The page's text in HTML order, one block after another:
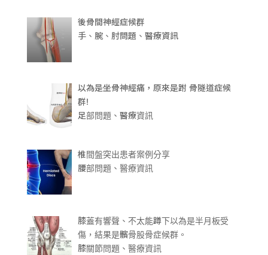
後骨間神經症候群
手、腕、肘問題、醫療資訊
以為是坐骨神經痛，原來是跗 骨隧道症候
群!
足部問題、醫療資訊
椎間盤突出患者案例分享
腰部問題、醫療資訊
膝蓋有響聲、不太能蹲下以為是半月板受
傷，結果是髕骨股骨症候群。
膝關節問題、醫療資訊